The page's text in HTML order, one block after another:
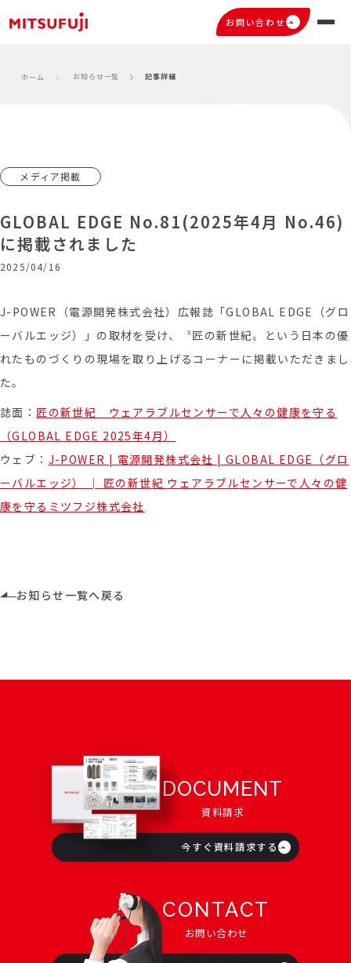
お問い合わせ
ホーム お知らせ一覧 記事詳細
メディア掲載
GLOBAL EDGE No.81(2025年4月 No.46)
に掲載されました
2025/04/16
J-POWER（電源開発株式会社）広報誌「GLOBAL EDGE（グロ
ーバルエッジ）」の取材を受け、〝匠の新世紀〟という日本の優
れたものづくりの現場を取り上げるコーナーに掲載いただきまし
た。
誌面： 匠の新世紀 ウェアラブルセンサーで人々の健康を守る
（GLOBAL EDGE 2025年4月）
ウェブ： J-POWER | 電源開発株式会社 | GLOBAL EDGE （グロ
ーバルエッジ） │
匠の新世紀 ウェアラブルセンサーで人々の健
康を守るミツフジ株式会社
お知らせ一覧へ戻る
DOCUMENT
資料請求
今すぐ資料請求する
CONTACT
お問い合わせ